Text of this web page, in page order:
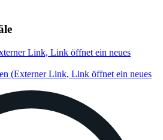
Link, Link öffnet ein neues
(Externer Link, Link öffnet ein neues